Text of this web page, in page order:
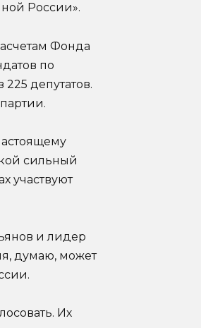
России».
Фонда
по
депутатов.
сильный
участвуют
и лидер
думаю, может
Их